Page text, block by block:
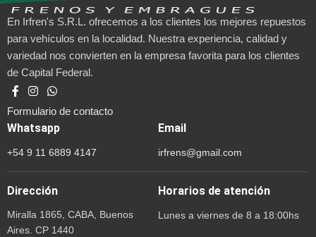
En Irfren's S.R.L. ofrecemos a los clientes los mejores repuestos
para vehículos en la localidad. Nuestra experiencia, calidad y
variedad nos convierten en la empresa favorita para los clientes
de Capital Federal.
Formulario de contacto
Whatsapp
+54 9 11 6889 4147
Email
irfrens@gmail.com
Dirección
Miralla 1865, CABA, Buenos
Aires. CP 1440
Horarios de atención
Lunes a viernes de 8 a 18:00hs